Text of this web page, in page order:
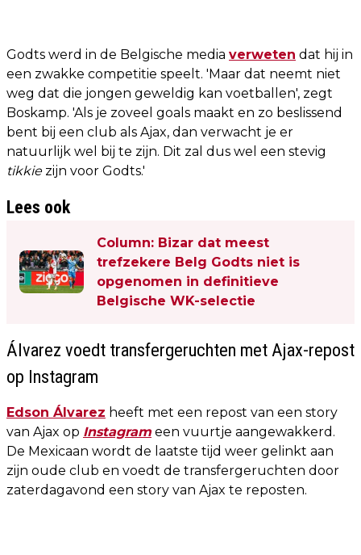
Godts werd in de Belgische media verweten dat hij in
een zwakke competitie speelt. 'Maar dat neemt niet
weg dat die jongen geweldig kan voetballen', zegt
Boskamp. 'Als je zoveel goals maakt en zo beslissend
bent bij een club als Ajax, dan verwacht je er
natuurlijk wel bij te zijn. Dit zal dus wel een stevig
tikkiezijn voor Godts.'
Lees ook
Column: Bizar dat meest
trefzekere Belg Godts niet is
opgenomen in definitieve
Belgische WK-selectie
Álvarez voedt transfergeruchten met Ajax-repost
op Instagram
Edson Álvarez heeft met een repost van een story
van Ajax op Instagram een vuurtje aangewakkerd.
De Mexicaan wordt de laatste tijd weer gelinkt aan
zijn oude club en voedt de transfergeruchten door
zaterdagavond een story van Ajax te reposten.